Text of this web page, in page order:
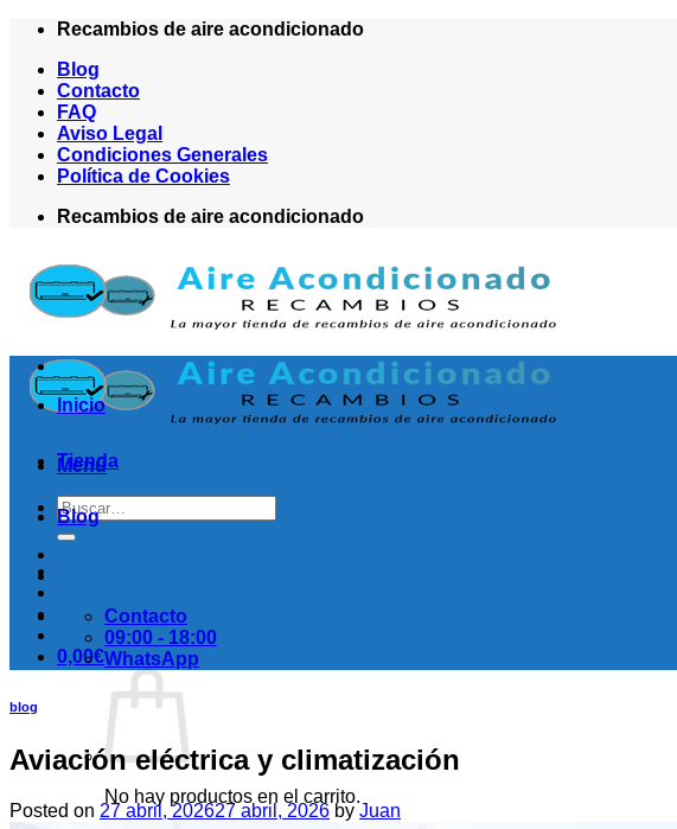
Saltar
contenido
Recambios de aire acondicionado
Blog
Contacto
FAQ
Aviso Legal
Condiciones Generales
Política de Cookies
Recambios de aire acondicionado
Menú
Buscar
por:
0,00€
No hay productos en el carrito.
Inicio
Tienda
Blog
Contacto
09:00 - 18:00
WhatsApp
blog
Aviación eléctrica y climatización
Posted on 27 abril, 202627 abril, 2026 by Juan